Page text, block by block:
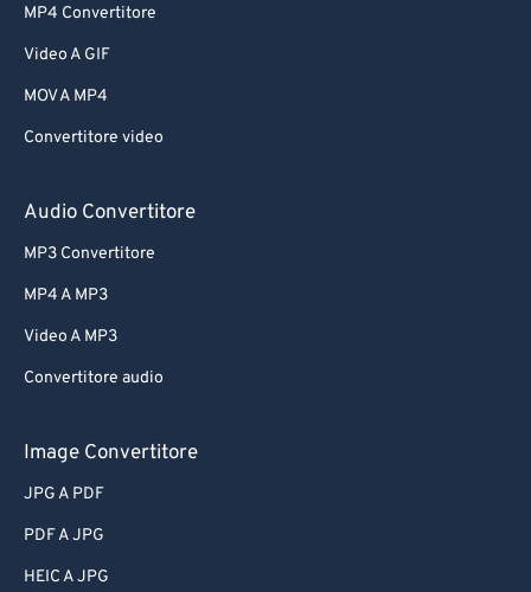
MP4 Convertitore
Video A GIF
MOV A MP4
Convertitore video
Audio Convertitore
MP3 Convertitore
MP4 A MP3
Video A MP3
Convertitore audio
Image Convertitore
JPG A PDF
PDF A JPG
HEIC A JPG